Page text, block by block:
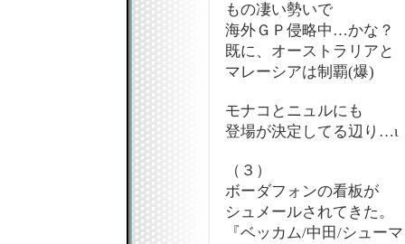
もの凄い勢いで
海外ＧＰ侵略中…かな？
既に、オーストラリアと
マレーシアは制覇(爆)
モナコとニュルにも
登場が決定してる辺り…ι
（３）
ボーダフォンの看板が
シュメールされてきた。
『ベッカム/中田/シュー